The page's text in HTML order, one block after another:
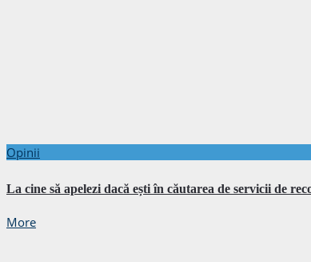
Opinii
La cine să apelezi dacă ești în căutarea de servicii de
More